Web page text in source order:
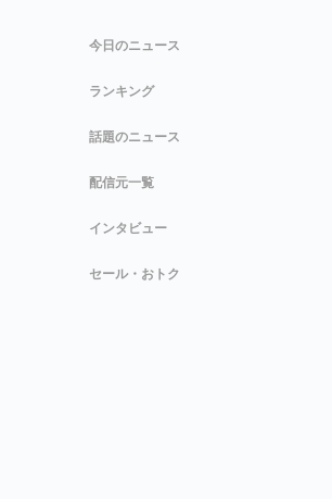
今日のニュース
ランキング
話題のニュース
配信元一覧
インタビュー
セール・おトク